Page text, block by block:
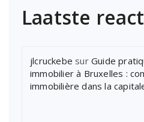
Laatste
jlcruckebe sur Guide
immobilier à Bruxelles :
immobilière dans la